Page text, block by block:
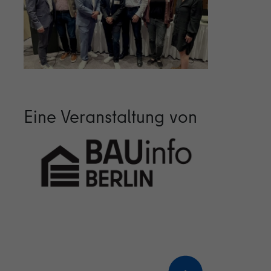
Eine Veranstaltung von